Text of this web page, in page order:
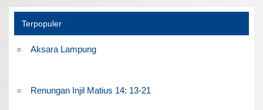
Terpopuler
Aksara Lampung
Renungan Injil Matius 14: 13-21